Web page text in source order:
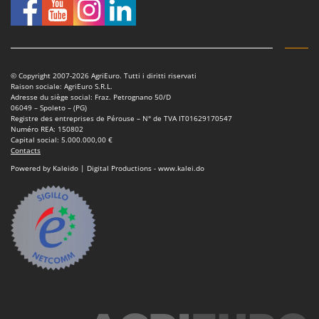
Master
Mastercook
Masterpro
McCulloch
MCH
Michelin
Mille
Minox
More than chef
MOSA
MOVA
Mowox
© Copyright 2007-2026 AgriEuro. Tutti i diritti riservati
Raison sociale: AgriEuro S.R.L.
Adresse du siège social: Fraz. Petrognano 50/D
06049 – Spoleto – (PG)
Registre des entreprises de Pérouse – N° de TVA IT01629170547
Numéro REA: 150802
Capital social: 5.000.000,00 €
Contacts
Powered by Kaleido | Digital Productions - www.kalei.do